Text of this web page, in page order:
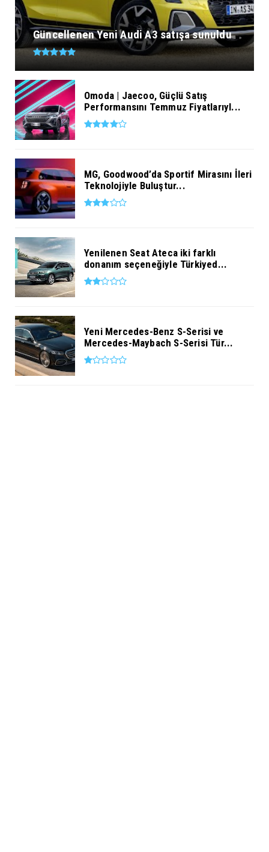
Güncellenen Yeni Audi A3 satışa sunuldu
Omoda | Jaecoo, Güçlü Satış
Performansını Temmuz Fiyatlarıyl...
MG, Goodwood’da Sportif Mirasını İleri
Teknolojiyle Buluştur...
Yenilenen Seat Ateca iki farklı
donanım seçeneğiyle Türkiyed...
Yeni Mercedes-Benz S-Serisi ve
Mercedes-Maybach S-Serisi Tür...